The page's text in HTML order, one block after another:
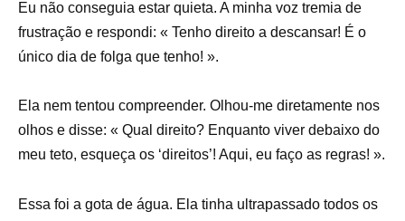
Eu não conseguia estar quieta. A minha voz tremia de
frustração e respondi: « Tenho direito a descansar! É o
único dia de folga que tenho! ».
Ela nem tentou compreender. Olhou-me diretamente nos
olhos e disse: « Qual direito? Enquanto viver debaixo do
meu teto, esqueça os ‘direitos’! Aqui, eu faço as regras! ».
Essa foi a gota de água. Ela tinha ultrapassado todos os